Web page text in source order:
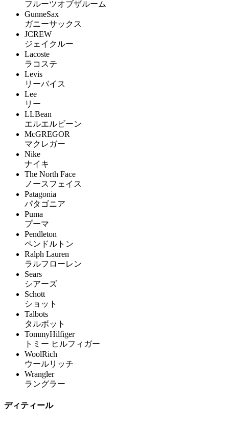
フルーツオブザルーム
GunneSax
ガニーサックス
JCREW
ジェイクルー
Lacoste
ラコステ
Levis
リーバイス
Lee
リー
LLBean
エルエルビーン
McGREGOR
マクレガー
Nike
ナイキ
The North Face
ノースフェイス
Patagonia
パタゴニア
Puma
プーマ
Pendleton
ペンドルトン
Ralph Lauren
ラルフローレン
Sears
シアーズ
Schott
ショット
Talbots
タルボット
TommyHilfiger
トミー ヒルフィガー
WoolRich
ウールリッチ
Wrangler
ラングラー
ディティール